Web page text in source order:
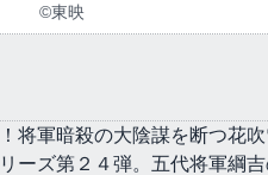
©東映
将軍暗殺の大陰謀を断つ花
ーズ第２４弾。五代将軍綱